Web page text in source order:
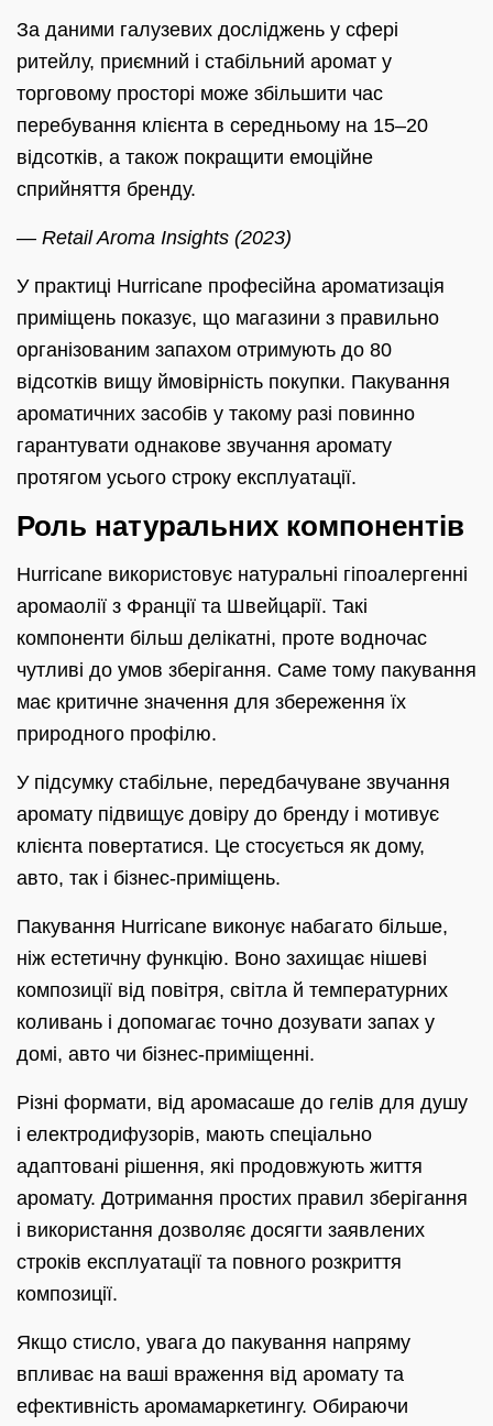
За даними галузевих досліджень у сфері
ритейлу, приємний і стабільний аромат у
торговому просторі може збільшити час
перебування клієнта в середньому на 15–20
відсотків, а також покращити емоційне
сприйняття бренду.
— Retail Aroma Insights (2023)
У практиці Hurricane професійна ароматизація
приміщень показує, що магазини з правильно
організованим запахом отримують до 80
відсотків вищу ймовірність покупки. Пакування
ароматичних засобів у такому разі повинно
гарантувати однакове звучання аромату
протягом усього строку експлуатації.
Роль натуральних компонентів
Hurricane використовує натуральні гіпоалергенні
аромаолії з Франції та Швейцарії. Такі
компоненти більш делікатні, проте водночас
чутливі до умов зберігання. Саме тому пакування
має критичне значення для збереження їх
природного профілю.
У підсумку стабільне, передбачуване звучання
аромату підвищує довіру до бренду і мотивує
клієнта повертатися. Це стосується як дому,
авто, так і бізнес-приміщень.
Пакування Hurricane виконує набагато більше,
ніж естетичну функцію. Воно захищає нішеві
композиції від повітря, світла й температурних
коливань і допомагає точно дозувати запах у
домі, авто чи бізнес-приміщенні.
Різні формати, від аромасаше до гелів для душу
і електродифузорів, мають спеціально
адаптовані рішення, які продовжують життя
аромату. Дотримання простих правил зберігання
і використання дозволяє досягти заявлених
строків експлуатації та повного розкриття
композиції.
Якщо стисло, увага до пакування напряму
впливає на ваші враження від аромату та
ефективність аромамаркетингу. Обираючи